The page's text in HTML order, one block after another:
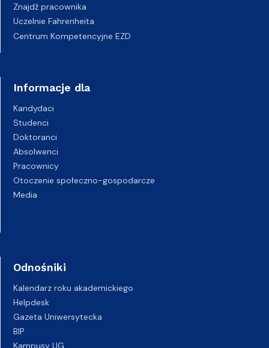
Znajdź pracownika
Uczelnie Fahrenheita
Centrum Kompetencyjne EZD
Informacje dla
Kandydaci
Studenci
Doktoranci
Absolwenci
Pracownicy
Otoczenie społeczno-gospodarcze
Media
Odnośniki
Kalendarz roku akademickiego
Helpdesk
Gazeta Uniwersytecka
BIP
Kampusy UG